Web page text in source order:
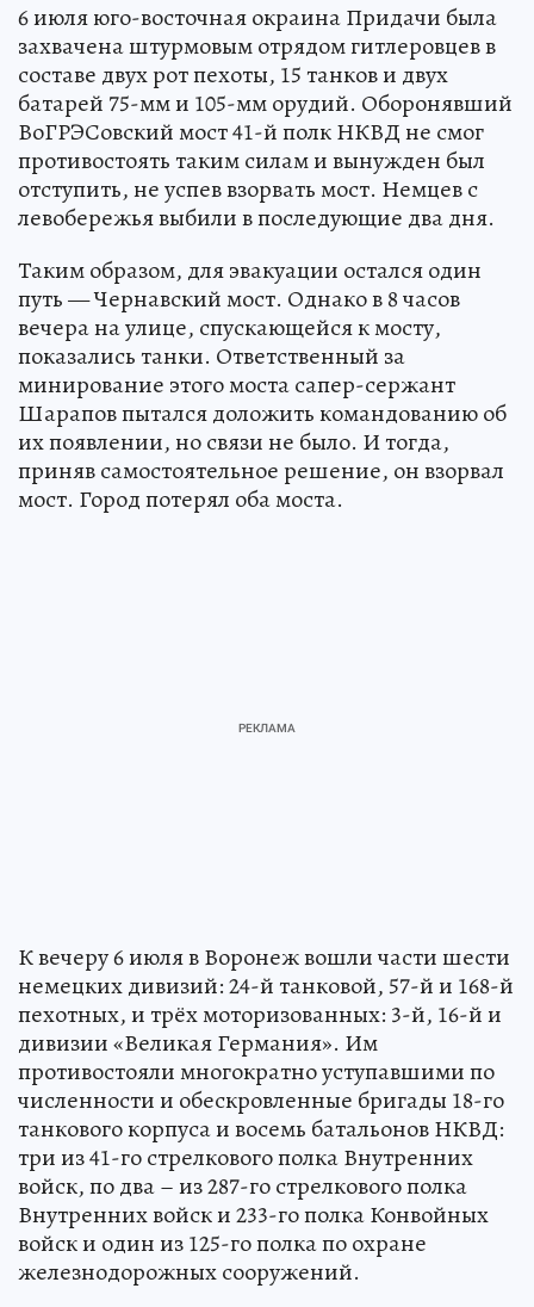
6 июля юго-восточная окраина Придачи была
захвачена штурмовым отрядом гитлеровцев в
составе двух рот пехоты, 15 танков и двух
батарей 75-мм и 105-мм орудий. Оборонявший
ВоГРЭСовский мост 41-й полк НКВД не смог
противостоять таким силам и вынужден был
отступить, не успев взорвать мост. Немцев с
левобережья выбили в последующие два дня.
Таким образом, для эвакуации остался один
путь — Чернавский мост. Однако в 8 часов
вечера на улице, спускающейся к мосту,
показались танки. Ответственный за
минирование этого моста сапер-сержант
Шарапов пытался доложить командованию об
их появлении, но связи не было. И тогда,
приняв самостоятельное решение, он взорвал
мост. Город потерял оба моста.
К вечеру 6 июля в Воронеж вошли части шести
немецких дивизий: 24-й танковой, 57-й и 168-й
пехотных, и трёх моторизованных: 3-й, 16-й и
дивизии «Великая Германия». Им
противостояли многократно уступавшими по
численности и обескровленные бригады 18-го
танкового корпуса и восемь батальонов НКВД:
три из 41-го стрелкового полка Внутренних
войск, по два – из 287-го стрелкового полка
Внутренних войск и 233-го полка Конвойных
войск и один из 125-го полка по охране
железнодорожных сооружений.